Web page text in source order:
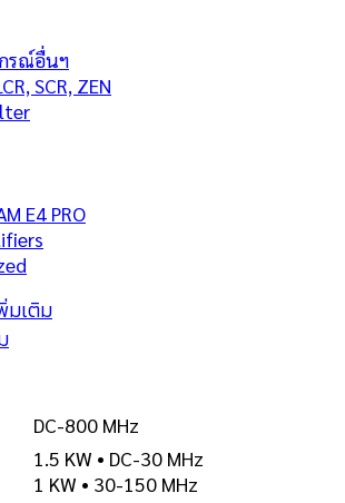
รณ์อื่นฯ
SCR, ZEN
E4 PRO
มเติม
DC-800 MHz
1.5 KW • DC-30 MHz
1 KW • 30-150 MHz